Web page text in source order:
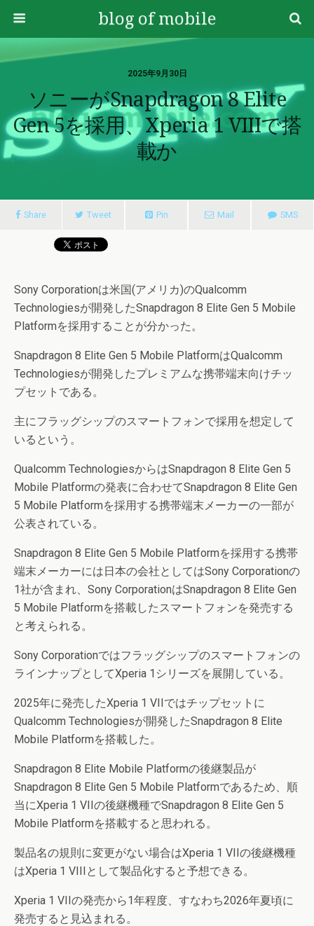
blog of mobile
2025年9月30日
ソニーがSnapdragon 8 Elite
Gen 5を採用、Xperia 1 VIIIで搭
載か
Share Tweet Pin Mail SMS
Sony Corporationは米国(アメリカ)のQualcomm
Technologiesが開発したSnapdragon 8 Elite Gen 5 Mobile
Platformを採用することが分かった。
Snapdragon 8 Elite Gen 5 Mobile PlatformはQualcomm
Technologiesが開発したプレミアムな携帯端末向けチッ
プセットである。
主にフラッグシップのスマートフォンで採用を想定して
いるという。
Qualcomm TechnologiesからはSnapdragon 8 Elite Gen 5
Mobile Platformの発表に合わせてSnapdragon 8 Elite Gen
5 Mobile Platformを採用する携帯端末メーカーの一部が
公表されている。
Snapdragon 8 Elite Gen 5 Mobile Platformを採用する携帯
端末メーカーには日本の会社としてはSony Corporationの
1社が含まれ、Sony CorporationはSnapdragon 8 Elite Gen
5 Mobile Platformを搭載したスマートフォンを発売する
と考えられる。
Sony Corporationではフラッグシップのスマートフォンの
ラインナップとしてXperia 1シリーズを展開している。
2025年に発売したXperia 1 VIIではチップセットに
Qualcomm Technologiesが開発したSnapdragon 8 Elite
Mobile Platformを搭載した。
Snapdragon 8 Elite Mobile Platformの後継製品が
Snapdragon 8 Elite Gen 5 Mobile Platformであるため、順
当にXperia 1 VIIの後継機種でSnapdragon 8 Elite Gen 5
Mobile Platformを搭載すると思われる。
製品名の規則に変更がない場合はXperia 1 VIIの後継機種
はXperia 1 VIIIとして製品化すると予想できる。
Xperia 1 VIIの発売から1年程度、すなわち2026年夏頃に
発売すると見込まれる。